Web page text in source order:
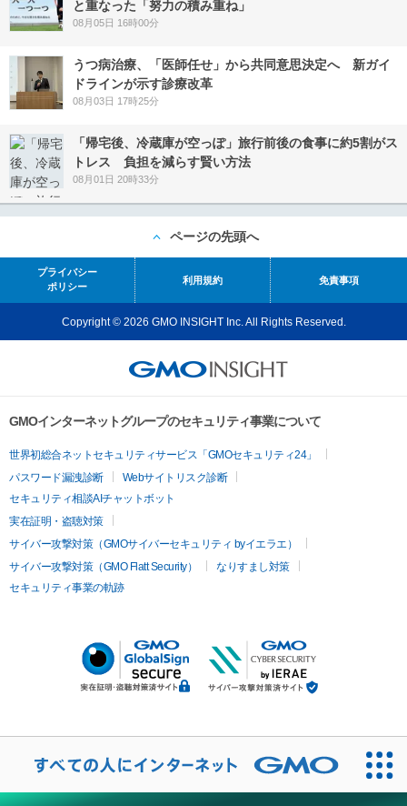
と重なった「努力の積み重ね」
08月05日 16時00分
うつ病治療、「医師任せ」から共同意思決定へ 新ガイ
ドラインが示す診療改革
08月03日 17時25分
「帰宅後、冷蔵庫が空っぽ」旅行前後の食事に約5割がス
トレス 負担を減らす賢い方法
08月01日 20時33分
ページの先頭へ
プライバシー
ポリシー
利用規約 免責事項
Copyright © 2026 GMO INSIGHT Inc. All Rights Reserved.
GMOインターネットグループのセキュリティ事業について
世界初総合ネットセキュリティサービス「GMOセキュリティ24」
パスワード漏洩診断
Webサイトリスク診断
セキュリティ相談AIチャットボット
実在証明・盗聴対策
サイバー攻撃対策（GMOサイバーセキュリティ byイエラエ）
サイバー攻撃対策（GMO Flatt Security）
なりすまし対策
セキュリティ事業の軌跡